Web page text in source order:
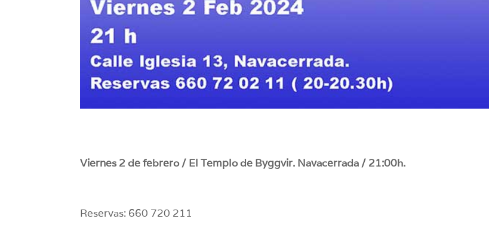
Viernes 2 de febrero / El Templo de Byggvir. Navacerrada / 21:00h.
Reservas: 660 720 211